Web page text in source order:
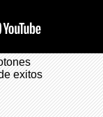
exitos